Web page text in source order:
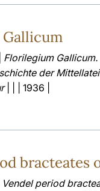
Florilegium
der
| | | 1936 |
bracteates
Vendel period